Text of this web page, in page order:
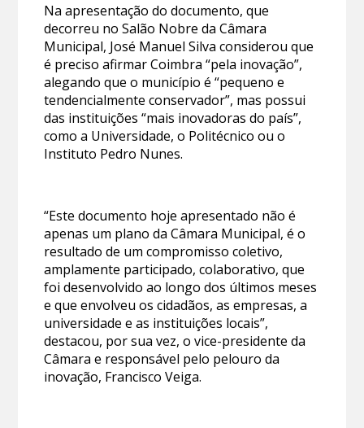
Na apresentação do documento, que
decorreu no Salão Nobre da Câmara
Municipal, José Manuel Silva considerou que
é preciso afirmar Coimbra “pela inovação”,
alegando que o município é “pequeno e
tendencialmente conservador”, mas possui
das instituições “mais inovadoras do país”,
como a Universidade, o Politécnico ou o
Instituto Pedro Nunes.
“Este documento hoje apresentado não é
apenas um plano da Câmara Municipal, é o
resultado de um compromisso coletivo,
amplamente participado, colaborativo, que
foi desenvolvido ao longo dos últimos meses
e que envolveu os cidadãos, as empresas, a
universidade e as instituições locais”,
destacou, por sua vez, o vice-presidente da
Câmara e responsável pelo pelouro da
inovação, Francisco Veiga.